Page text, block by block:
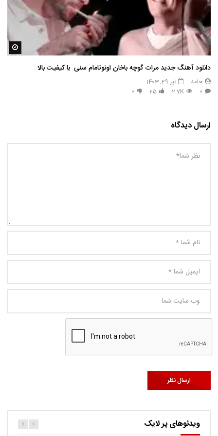
دانلود آهنگ جدید مرات گوچه باخان اونوتامام سنی با کیفیت بالا
حامد
تیر 29, 1403
0
2.7K
25
0
ارسال دیدگاه
ویدئوهای پر لایک